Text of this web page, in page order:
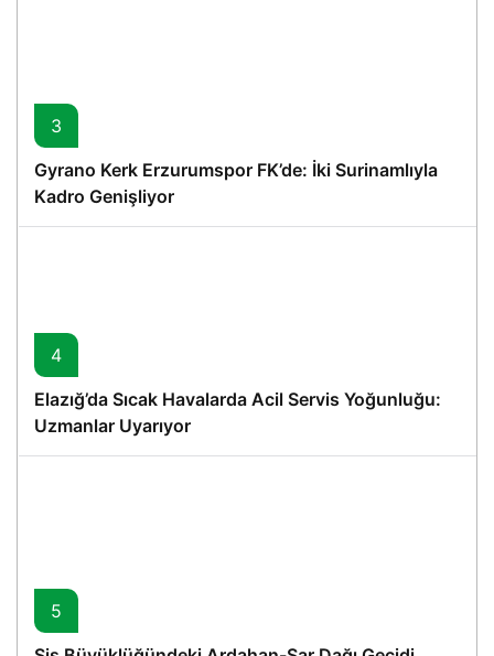
3
Gyrano Kerk Erzurumspor FK’de: İki Surinamlıyla
Kadro Genişliyor
4
Elazığ’da Sıcak Havalarda Acil Servis Yoğunluğu:
Uzmanlar Uyarıyor
5